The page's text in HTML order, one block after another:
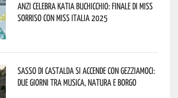
Anzi celebra Katia Buchicchio: finale di Miss
Sorriso con Miss Italia 2025
Sasso di Castalda si accende con Gezziamoci:
due giorni tra musica, natura e borgo